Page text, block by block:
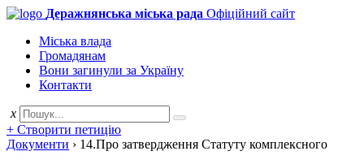
Деражнянська міська рада Офіційний сайт
Міська влада
Громадянам
Вони загинули за Україну
Контакти
x
+ Створити петицію
Документи › 14.Про затвердження Статуту комплексного